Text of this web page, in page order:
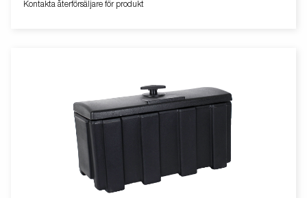
Kontakta återförsäljare för produkt